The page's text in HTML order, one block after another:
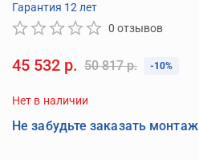
Гарантия 12 лет
0 отзывов
45 532 р. 50 817 р. -10%
Нет в наличии
Не забудьте заказать монтаж